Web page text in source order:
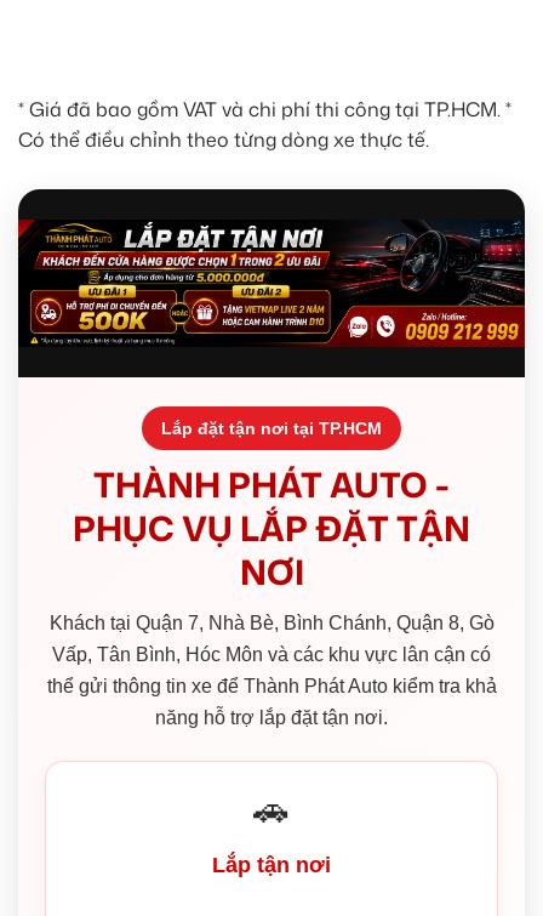
* Giá đã bao gồm VAT và chi phí thi công tại TP.HCM. *
Có thể điều chỉnh theo từng dòng xe thực tế.
Lắp đặt tận nơi tại TP.HCM
THÀNH PHÁT AUTO -
PHỤC VỤ LẮP ĐẶT TẬN
NƠI
Khách tại Quận 7, Nhà Bè, Bình Chánh, Quận 8, Gò
Vấp, Tân Bình, Hóc Môn và các khu vực lân cận có
thể gửi thông tin xe để Thành Phát Auto kiểm tra khả
năng hỗ trợ lắp đặt tận nơi.
🚗
Lắp tận nơi